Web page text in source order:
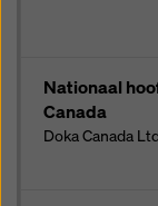
Nationaal
Canada
Doka Canada